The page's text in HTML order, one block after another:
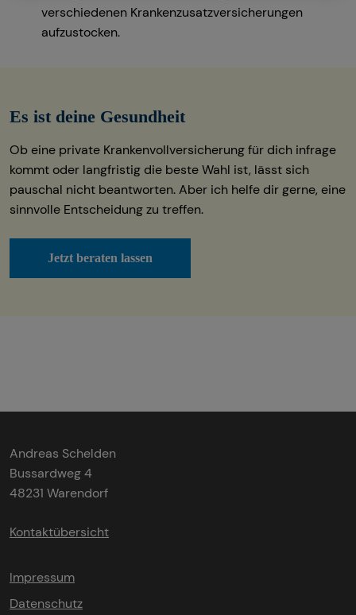
verschiedenen Krankenzusatzversicherungen
aufzustocken.
Es ist deine Gesundheit
Ob eine private Krankenvollversicherung für dich infrage
kommt oder langfristig die beste Wahl ist, lässt sich
pauschal nicht beantworten. Aber ich helfe dir gerne, eine
sinnvolle Entscheidung zu treffen.
Jetzt beraten lassen
Andreas Schelden
Bussardweg 4
48231 Warendorf
Kontaktübersicht
Impressum
Datenschutz